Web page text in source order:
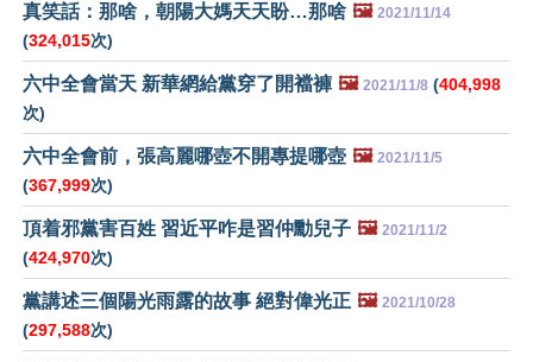
真笑話：那啥，朝陽大媽天天盼…那啥 🖼️ 2021/11/14
(324,015次)
六中全會當天 新華網給黨穿了開襠褲 🖼️ 2021/11/8 (404,998
次)
六中全會前，張高麗哪壺不開專提哪壺 🖼️ 2021/11/5
(367,999次)
頂着邪黨害百姓 習近平咋是習仲勳兒子 🖼️ 2021/11/2
(424,970次)
黨講述三個陽光雨露的故事 絕對偉光正 🖼️ 2021/10/28
(297,588次)